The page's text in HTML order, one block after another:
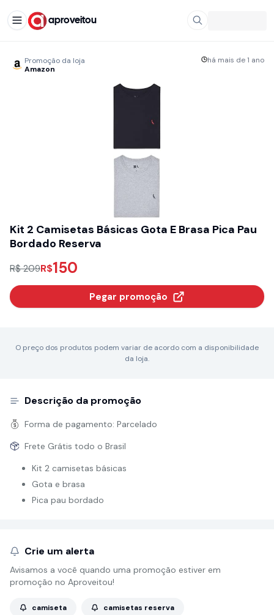
aproveitou
Promoção da loja
Amazon
há mais de 1 ano
Kit 2 Camisetas Básicas Gota E Brasa Pica Pau
Bordado Reserva
R$ 209R$150
Pegar promoção
O preço dos produtos podem variar de acordo com a disponibilidade
da loja.
Descrição da promoção
Forma de pagamento: Parcelado
Frete Grátis todo o Brasil
Kit 2 camisetas básicas
Gota e brasa
Pica pau bordado
Crie um alerta
Avisamos a você quando uma promoção estiver em
promoção no Aproveitou!
camiseta camisetas reserva